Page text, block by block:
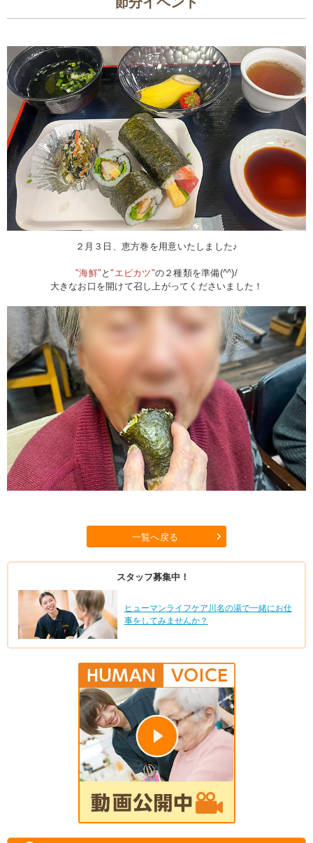
２月３日、恵方巻を用意いたしました♪
"海鮮" と"エビカツ"の２種類を準備(^^)/
大きなお口を開けて召し上がってくださいました！
一覧へ戻る
スタッフ募集中！
ヒューマンライフケア川名の湯で一緒にお仕
事をしてみませんか？